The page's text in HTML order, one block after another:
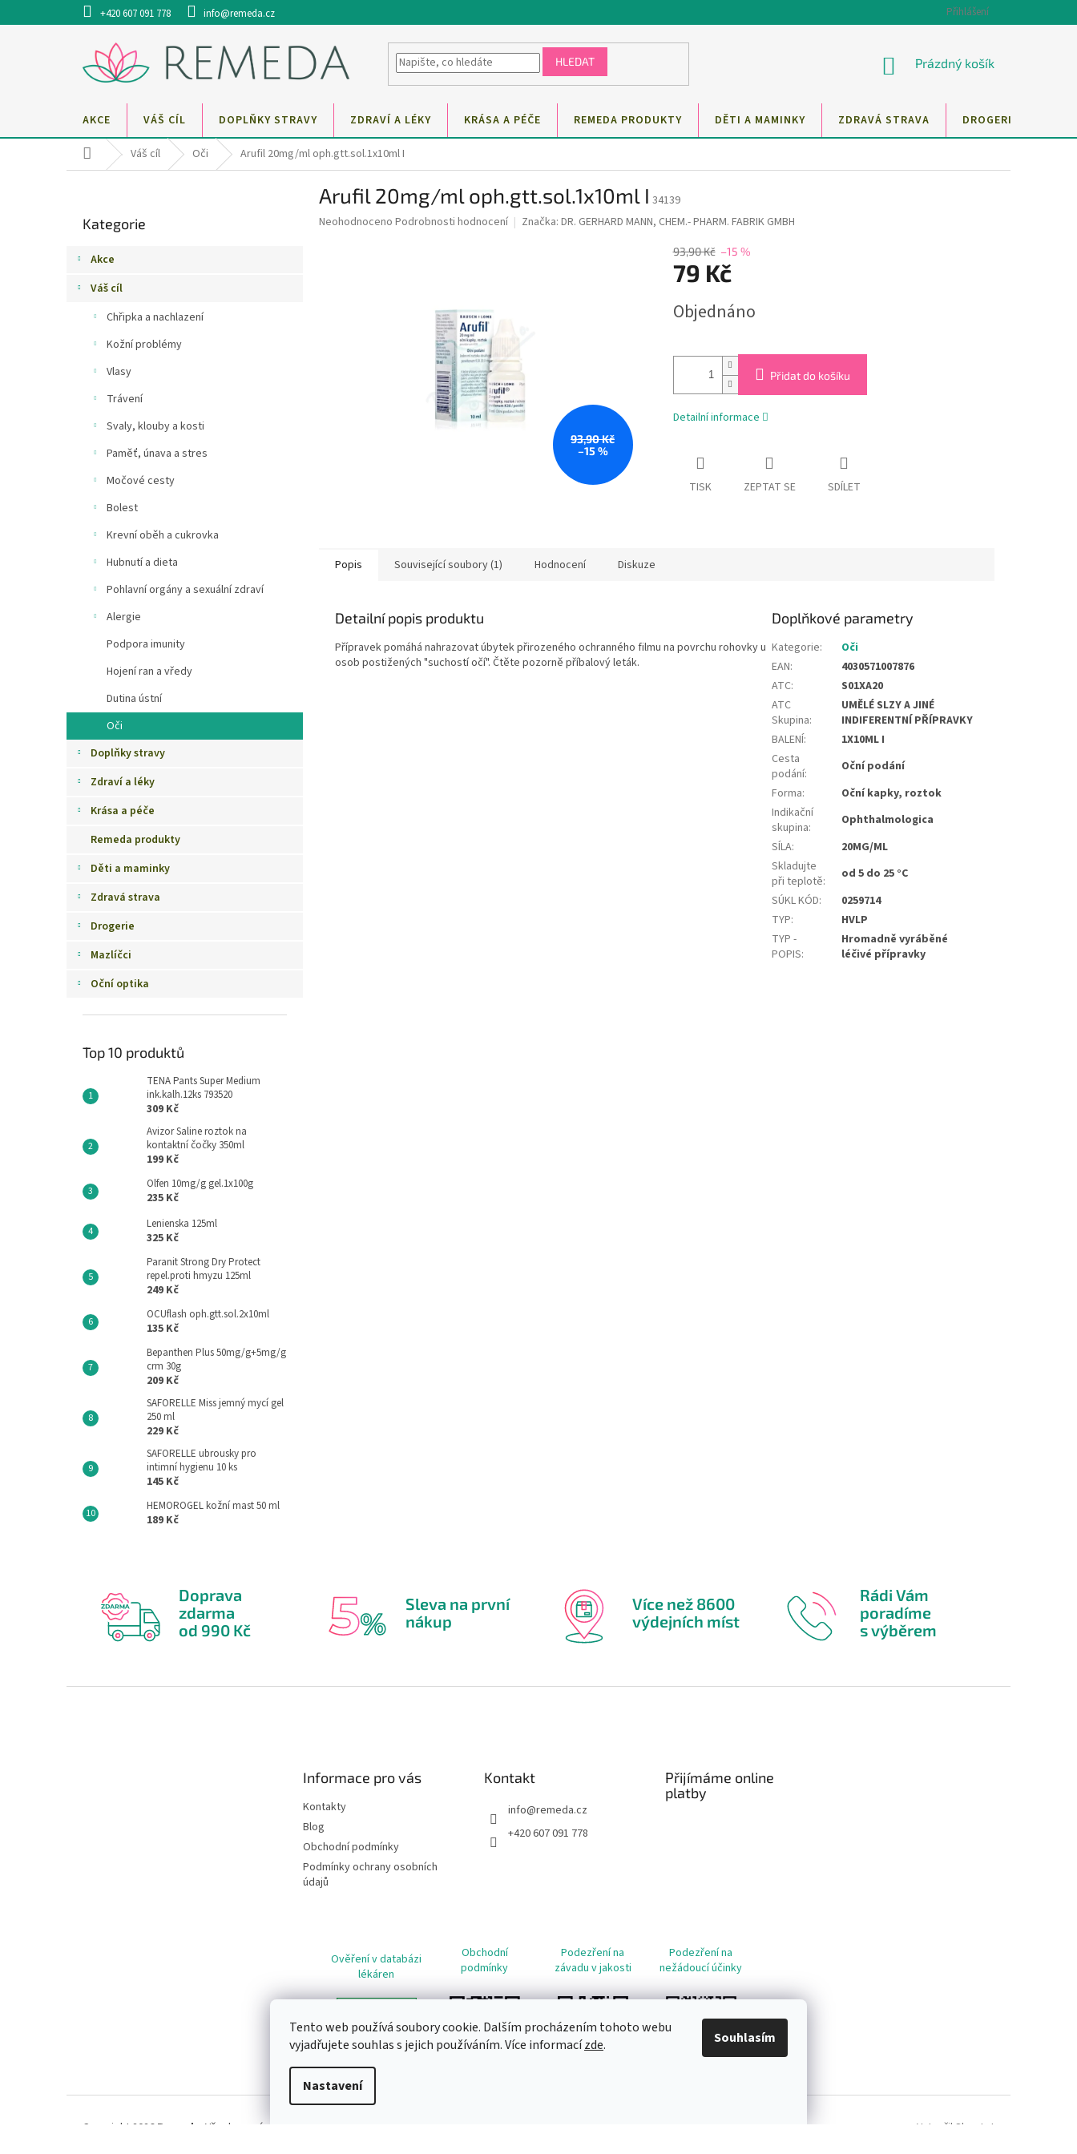
Tento web používá soubory cookie. Dalším procházením tohoto webu
vyjadřujete souhlas s jejich používáním. Více informacízde.
Nastavení
Souhlasím
na
+420 607 091 778 info@remeda.cz Přihlášení
HLEDAT
NÁKUPNÍ
Prázdný košík
AKCE VÁŠ CÍL DOPLŇKY STRAVY ZDRAVÍ A LÉKY KRÁSA A PÉČE REMEDA PRODUKTY DĚTI A MAMINKY ZDRAVÁ STRAVA DROGERIE
Domů Váš cíl Oči Arufil 20mg/ml oph.gtt.sol.1x10ml I
kategorie
Kategorie
Akce
Váš cíl
Chřipka a nachlazení
Kožní problémy
Vlasy
Trávení
Svaly, klouby a kosti
Paměť, únava a stres
Močové cesty
Bolest
Krevní oběh a cukrovka
Hubnutí a dieta
Pohlavní orgány a sexuální zdraví
Alergie
Podpora imunity
Hojení ran a vředy
Dutina ústní
Oči
Doplňky stravy
Zdraví a léky
Krása a péče
Remeda produkty
Děti a maminky
Zdravá strava
Drogerie
Mazlíčci
Oční optika
Top 10 produktů
TENA Pants Super Medium
ink.kalh.12ks 793520
309 Kč
Avizor Saline roztok na
kontaktní čočky 350ml
199 Kč
Olfen 10mg/g gel.1x100g
235 Kč
Lenienska 125ml
325 Kč
Paranit Strong Dry Protect
repel.proti hmyzu 125ml
249 Kč
OCUflash oph.gtt.sol.2x10ml
135 Kč
Bepanthen Plus 50mg/g+5mg/g
crm 30g
209 Kč
SAFORELLE Miss jemný mycí gel
250 ml
229 Kč
SAFORELLE ubrousky pro
intimní hygienu 10 ks
145 Kč
HEMOROGEL kožní mast 50 ml
189 Kč
Arufil 20mg/ml oph.gtt.sol.1x10ml I 34139
Průměrné
Neohodnoceno Podrobnosti hodnocení Značka: DR. GERHARD MANN, CHEM.- PHARM. FABRIK GMBH
93,90 Kč
–15 %
93,90 Kč –15 %
79 Kč
cena:
Objednáno
Přidat do košíku
Detailní informace
TISK ZEPTAT SE SDÍLET
Popis Související soubory (1) Hodnocení Diskuze
Detailní popis produktu
Přípravek pomáhá nahrazovat úbytek přirozeného ochranného filmu na povrchu rohovky u
osob postižených "suchostí očí". Čtěte pozorně příbalový leták.
Doplňkové parametry
Kategorie:
Oči
EAN:
4030571007876
ATC:
S01XA20
ATC
Skupina:
UMĚLÉ SLZY A JINÉ
INDIFERENTNÍ PŘÍPRAVKY
BALENÍ:
1X10ML I
Cesta
podání:
Oční podání
Forma:
Oční kapky, roztok
Indikační
skupina:
Ophthalmologica
SÍLA:
20MG/ML
Skladujte
při teplotě:
od 5 do 25 °C
SÚKL KÓD:
0259714
TYP:
HVLP
TYP -
POPIS:
Hromadně vyráběné
léčivé přípravky
Doprava
zdarma
od 990 Kč
Sleva na první
nákup
Více než 8600
výdejních míst
Rádi Vám
poradíme
s výběrem
Informace pro vás
Kontakty
Blog
Obchodní podmínky
Podmínky ochrany osobních
údajů
Kontakt
info@remeda.cz
+420 607 091 778
Přijímáme online
platby
Ověření v databázi
lékáren
Obchodní
podmínky
Podezření na
závadu v jakosti
Podezření na
nežádoucí účinky
Vytvořil Shoptet
Copyright 2026 Remeda . Všechna práva vyhrazena.